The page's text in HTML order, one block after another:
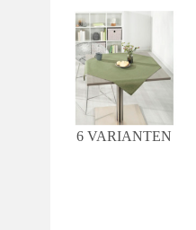
6 VARIANTEN